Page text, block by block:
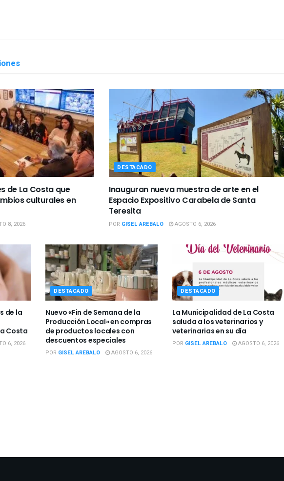
de La Costa que
culturales en
8, 2026
DESTACADO
Inauguran nueva muestra de arte en el
Espacio Expositivo Carabela de Santa
Teresita
POR GISEL AREBALO AGOSTO 6, 2026
de la
Costa
6, 2026
DESTACADO
Nuevo «Fin de Semana de la
Producción Local» en compras
de productos locales con
descuentos especiales
POR GISEL AREBALO AGOSTO 6, 2026
DESTACADO
La Municipalidad de La Costa
saluda a los veterinarios y
veterinarias en su día
POR GISEL AREBALO AGOSTO 6, 2026